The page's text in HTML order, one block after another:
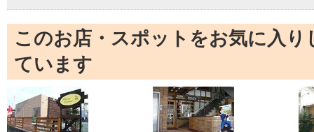
このお店・スポットをお気に入
ています